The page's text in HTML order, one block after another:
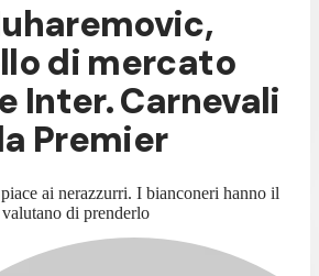
di mercato
Inter. Carnevali
Premier
ai nerazzurri. I bianconeri hanno il
di prenderlo